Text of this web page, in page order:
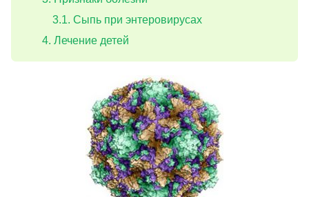
Сыпь при энтеровирусах
Лечение детей